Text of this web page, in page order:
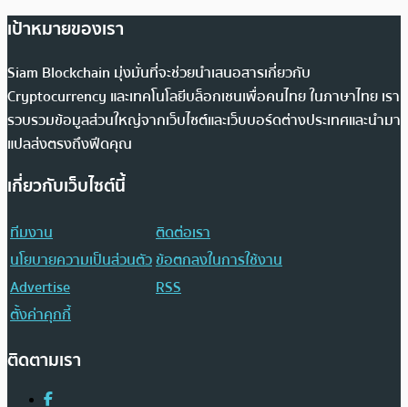
เป้าหมายของเรา
Siam Blockchain มุ่งมั่นที่จะช่วยนำเสนอสารเกี่ยวกับ
Cryptocurrency และเทคโนโลยีบล็อกเชนเพื่อคนไทย ในภาษาไทย เรา
รวบรวมข้อมูลส่วนใหญ่จากเว็บไซต์และเว็บบอร์ดต่างประเทศและนำมา
แปลส่งตรงถึงฟีดคุณ
เกี่ยวกับเว็บไซต์นี้
ทีมงาน
ติดต่อเรา
นโยบายความเป็นส่วนตัวข้อตกลงในการใช้งาน
Advertise
RSS
ตั้งค่าคุกกี้
ติดตามเรา